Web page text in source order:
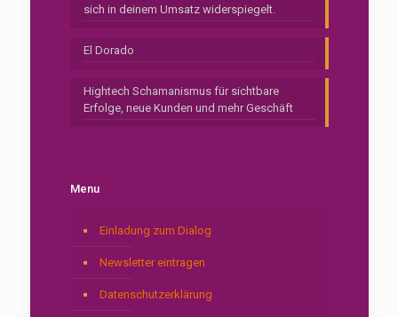
sich in deinem Umsatz widerspiegelt.
El Dorado
Hightech Schamanismus für sichtbare
Erfolge, neue Kunden und mehr Geschäft
Menu
Einladung zum Dialog
Newsletter eintragen
Datenschutzerklärung